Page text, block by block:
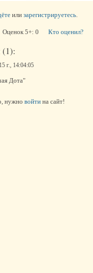
или зарегистрируетесь.
5+: 0 Кто оценил?
(1):
г., 14:04:05
Дота"
нужно войти на сайт!